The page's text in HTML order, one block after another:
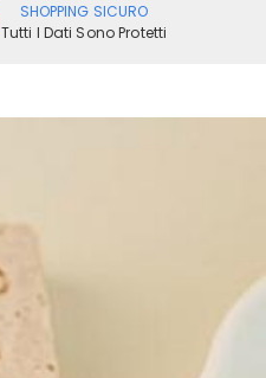
SHOPPING SICURO
Tutti I Dati Sono Protetti